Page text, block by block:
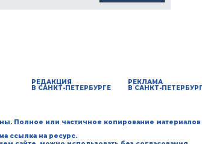
РЕДАКЦИЯ
В САНКТ-ПЕТЕРБУРГЕ
РЕКЛАМА
В САНКТ-
Полное или частичное копирование материалов
ссылка на ресурс.